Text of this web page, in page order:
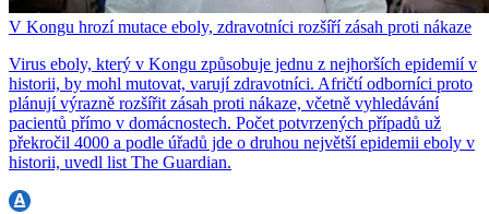
V Kongu hrozí mutace eboly, zdravotníci rozšíří zásah proti nákaze
Virus eboly, který v Kongu způsobuje jednu z nejhorších epidemií v
historii, by mohl mutovat, varují zdravotníci. Afričtí odborníci proto
plánují výrazně rozšířit zásah proti nákaze, včetně vyhledávání
pacientů přímo v domácnostech. Počet potvrzených případů už
překročil 4000 a podle úřadů jde o druhou největší epidemii eboly v
historii, uvedl list The Guardian.